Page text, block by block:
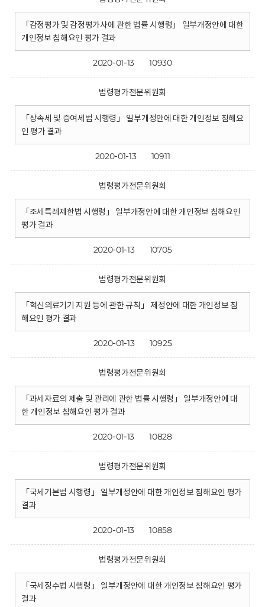
「감정평가 및 감정평가사에 관한 법률 시행령」 일부개정안에 대한
개인정보 침해요인 평가 결과
2020-01-13 10930
법령평가전문위원회
「상속세 및 증여세법 시행령」 일부개정안에 대한 개인정보 침해요
인 평가 결과
2020-01-13 10911
법령평가전문위원회
「조세특례제한법 시행령」 일부개정안에 대한 개인정보 침해요인
평가 결과
2020-01-13 10705
법령평가전문위원회
「혁신의료기기 지원 등에 관한 규칙」 제정안에 대한 개인정보 침
해요인 평가 결과
2020-01-13 10925
법령평가전문위원회
「과세자료의 제출 및 관리에 관한 법률 시행령」 일부개정안에 대
한 개인정보 침해요인 평가 결과
2020-01-13 10828
법령평가전문위원회
「국세기본법 시행령」 일부개정안에 대한 개인정보 침해요인 평가
결과
2020-01-13 10858
법령평가전문위원회
「국세징수법 시행령」 일부개정안에 대한 개인정보 침해요인 평가
결과